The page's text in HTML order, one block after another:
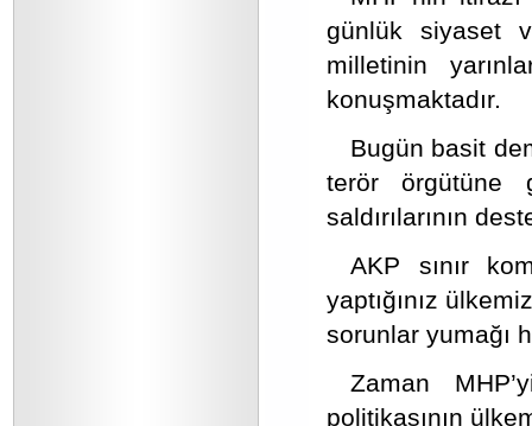
günlük siyaset
milletinin
konuşmaktadır.
Bugün basit
terör örgütüne
saldırılarının
AKP sınır
yaptığınız
sorunlar yumağı
Zaman
politikasının